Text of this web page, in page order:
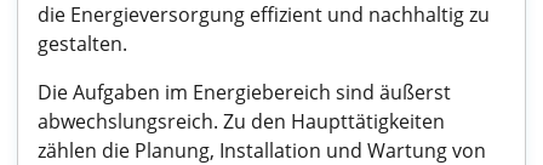
die Energieversorgung effizient und nachhaltig zu
gestalten.
Die Aufgaben im Energiebereich sind äußerst
abwechslungsreich. Zu den Haupttätigkeiten
zählen die Planung, Installation und Wartung von